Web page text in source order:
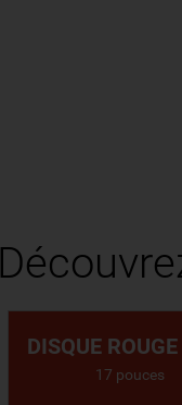
DISQUE
17 pouces